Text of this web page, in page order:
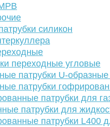
силикон
переходные угловые
патрубки U-
патрубки
патрубки для
патрубки для
патрубки L400